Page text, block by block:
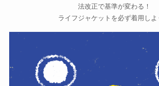
法改正で基準が変わる！
ライフジャケットを必ず着用しよ